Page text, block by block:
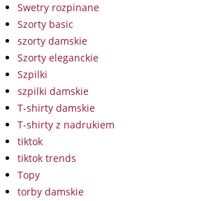
Swetry rozpinane
Szorty basic
szorty damskie
Szorty eleganckie
Szpilki
szpilki damskie
T-shirty damskie
T-shirty z nadrukiem
tiktok
tiktok trends
Topy
torby damskie